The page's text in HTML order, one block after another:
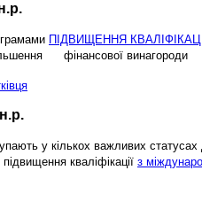
ПІДВИЩЕННЯ
фінансової винагороди
у кількох важливих статусах
кваліфікації з